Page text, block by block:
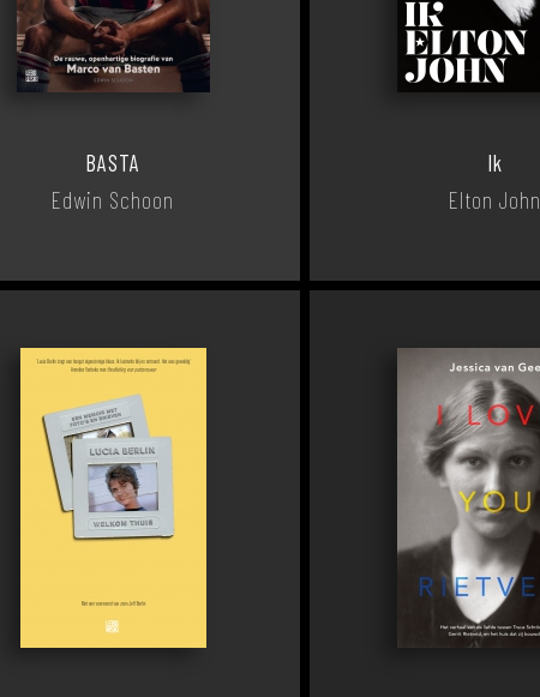
BASTA
Edwin Schoon
Ik
Elton John